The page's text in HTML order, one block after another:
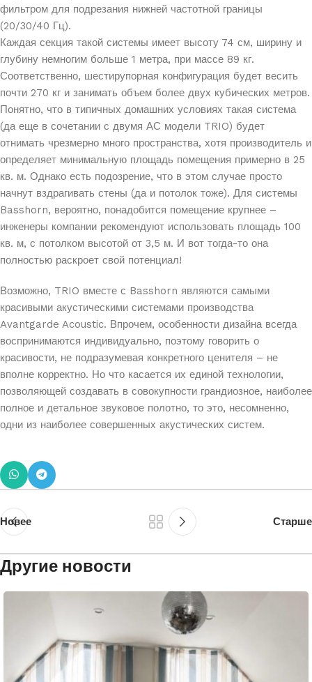
фильтром для подрезания нижней частотной границы
(20/30/40 Гц).
Каждая секция такой системы имеет высоту 74 см, ширину и
глубину немногим больше 1 метра, при массе 89 кг.
Соответственно, шестирупорная конфигурация будет весить
почти 270 кг и занимать объем более двух кубических метров.
Понятно, что в типичных домашних условиях такая система
(да еще в сочетании с двумя АС модели TRIO) будет
отнимать чрезмерно много пространства, хотя производитель и
определяет минимальную площадь помещения примерно в 25
кв. м. Однако есть подозрение, что в этом случае просто
начнут вздрагивать стены (да и потолок тоже). Для системы
Basshorn, вероятно, понадобится помещение крупнее –
инженеры компании рекомендуют использовать площадь 100
кв. м, с потолком высотой от 3,5 м. И вот тогда-то она
полностью раскроет свой потенциал!
Возможно, TRIO вместе с Basshorn являются самыми
красивыми акустическими системами производства
Avantgarde Acoustic. Впрочем, особенности дизайна всегда
воспринимаются индивидуально, поэтому говорить о
красивости, не подразумевая конкретного ценителя – не
вполне корректно. Но что касается их единой технологии,
позволяющей создавать в совокупности грандиозное, наиболее
полное и детальное звуковое полотно, то это, несомненно,
одни из наиболее совершенных акустических систем.
Новее Старше
Другие новости